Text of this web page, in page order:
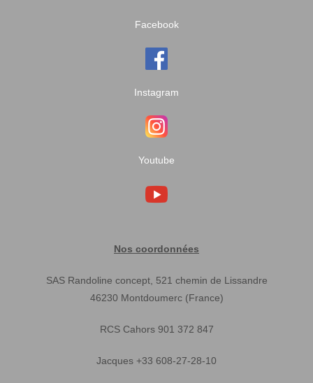
Facebook
Instagram
Youtube
Nos coordonnées
SAS Randoline concept, 521 chemin de Lissandre
46230 Montdoumerc (France)
RCS Cahors 901 372 847
Jacques +33 608-27-28-10